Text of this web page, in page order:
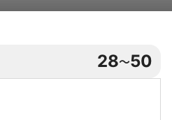
28〜50